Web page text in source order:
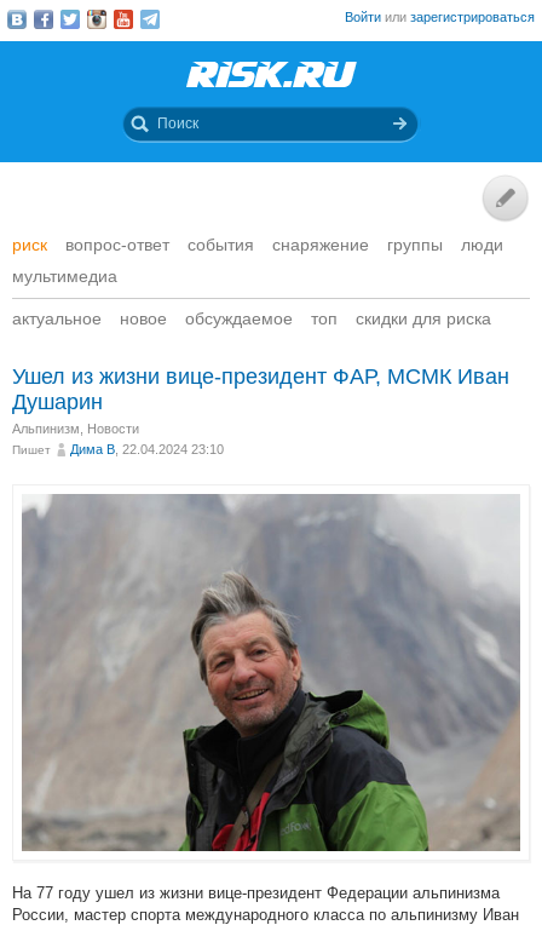
Войти или зарегистрироваться
риск вопрос-ответ события снаряжение группы
люди
мультимедиа
актуальное новое обсуждаемое топ скидки для риска
Ушел из жизни вице-президент ФАР, МСМК Иван
Душарин
Альпинизм Новости
Пишет Дима В , 22.04.2024 23:10
На 77 году ушел из жизни вице-президент Федерации альпинизма
России, мастер спорта международного класса по альпинизму Иван